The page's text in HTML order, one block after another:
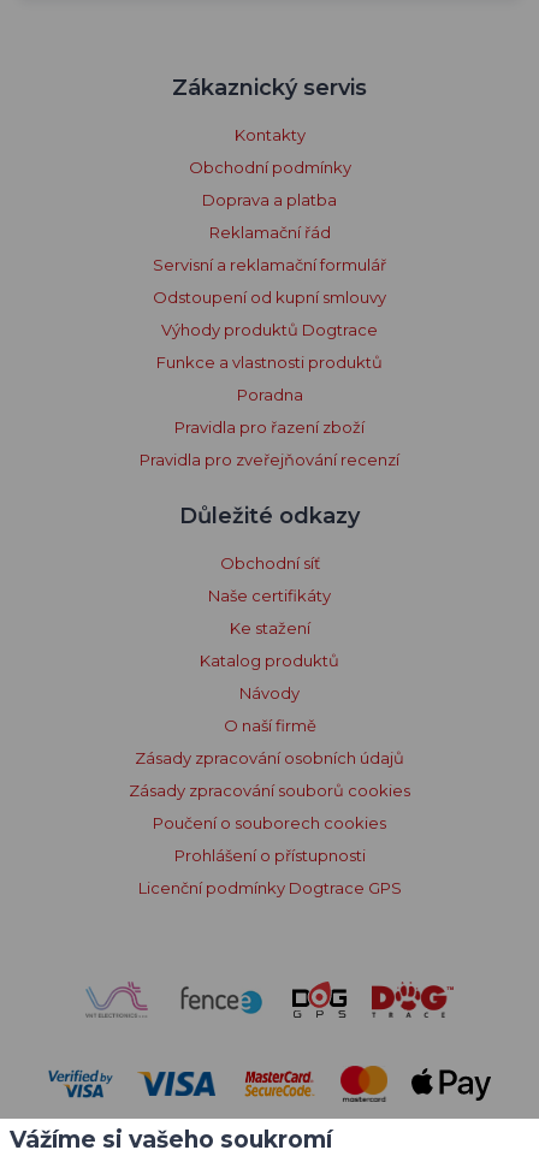
Zákaznický servis
Kontakty
Obchodní podmínky
Doprava a platba
Reklamační řád
Servisní a reklamační formulář
Odstoupení od kupní smlouvy
Výhody produktů Dogtrace
Funkce a vlastnosti produktů
Poradna
Pravidla pro řazení zboží
Pravidla pro zveřejňování recenzí
Důležité odkazy
Obchodní síť
Naše certifikáty
Ke stažení
Katalog produktů
Návody
O naší firmě
Zásady zpracování osobních údajů
Zásady zpracování souborů cookies
Poučení o souborech cookies
Prohlášení o přístupnosti
Licenční podmínky Dogtrace GPS
Vážíme si vašeho soukromí